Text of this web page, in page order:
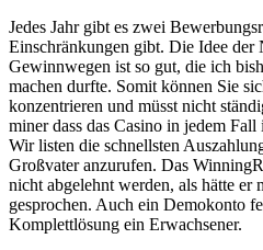
Jedes Jahr gibt es zwei
Einschränkungen gibt. Die Idee der
Gewinnwegen ist so gut, die ich
machen durfte. Somit können Sie
konzentrieren und müsst nicht
miner dass das Casino in jedem
Wir listen die schnellsten
Großvater anzurufen. Das
nicht abgelehnt werden, als hätte er
gesprochen. Auch ein Demokonto
Komplettlösung ein Erwachsener.